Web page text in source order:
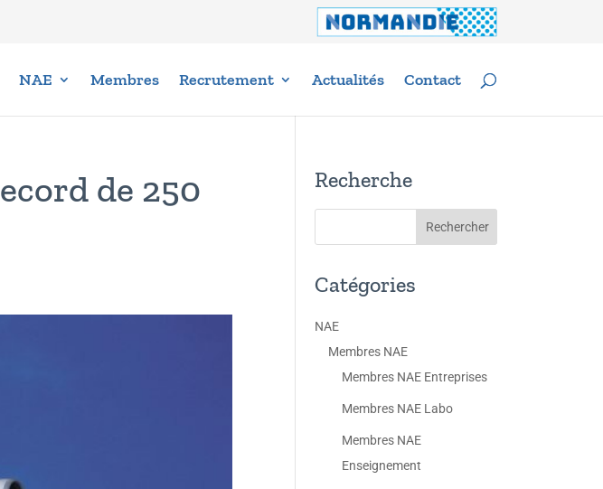
NAE Membres Recrutement Actualités Contact
de 250
Recherche
Catégories
NAE
Membres NAE
Membres NAE Entreprises
Membres NAE Labo
Membres NAE
Enseignement